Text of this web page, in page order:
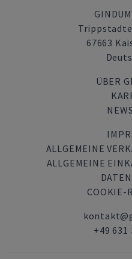
67663
ÜBER
ALLGEMEINE
ALLGEMEINE
COOKIE-
+49 631